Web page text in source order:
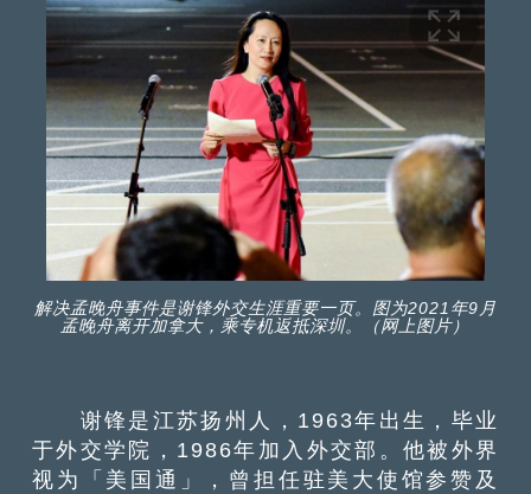
解决孟晚舟事件是谢锋外交生涯重要一页。图为2021年9月
孟晚舟离开加拿大，乘专机返抵深圳。（网上图片）
谢锋是江苏扬州人，1963年出生，毕业
于外交学院，1986年加入外交部。他被外界
视为「美国通」，曾担任驻美大使馆参赞及